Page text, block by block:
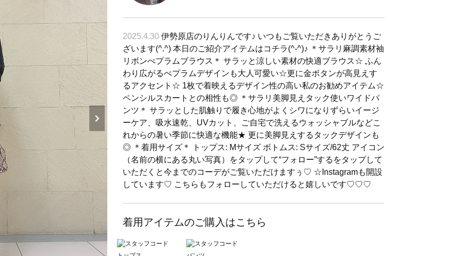
2025.4.30 伊勢原店のりんりんです♪ いつもご覧いただきありがとうご
ざいます(^.^) 本日のご紹介アイテムはコチラ(^-^)♪ ＊サラリ麻調素材袖
リボンぺプラムブラウス＊ サラッと涼しい素材の快適ブラウス☆ ふん
わり広がるぺプラムデザインも大人可愛い☆更に金ボタンが高見えす
るアクセント☆ 1枚で着映えるデザイン性の高い私のお勧めアイテム☆
ペンシルスカートとの相性も◎ ＊サラリ美脚見えタック使いワイドパ
ンツ＊ サラッとした肌触りで履き心地がよくシワになりずらいイージ
ーケア、吸水速乾、UVカット、ご自宅で洗えるウォッシャブルなどこ
れからの暑い季節に快適な機能★ 更に美脚見えするタックデザインも
◎ ＊着用サイズ＊ トップス: Mサイズ ボトムス: Sサイズ/62丈 アイコン
（名前の横にある丸い写真）をタップして“フォロー”するをタップして
いただくと今までのコーデがご覧いただけますぅ♡ ☆Instagramも開設
しています♡ こちらもフォローしていただけると嬉しいです♡♡♡
着用アイテムのご購入はこちら